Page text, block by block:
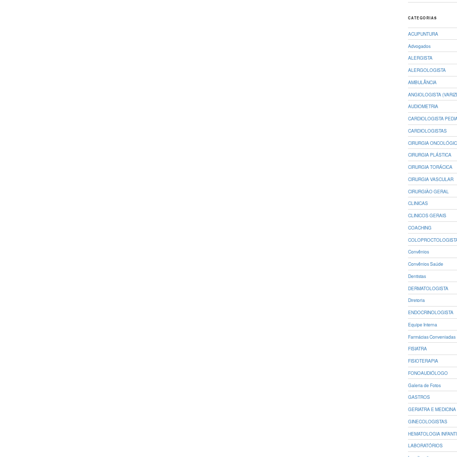
CATEGORIAS
ACUPUNTURA
Advogados
ALERGISTA
ALERGOLOGISTA
AMBULÂNCIA
ANGIOLOGISTA
AUDIOMETRIA
CARDIOLOGISTA
CARDIOLOGISTAS
CIRURGIA
CIRURGIA PLÁSTICA
CIRURGIA TORÁCICA
CIRURGIA VASCULAR
CIRURGIÃO GERAL
CLINICAS
CLINICOS GERAIS
COACHING
Convênios
Convênios Saúde
Dentistas
DERMATOLOGISTA
Diretoria
ENDOCRINOLOGISTA
Equipe Interna
Farmácias Conveniadas
FISIATRA
FISIOTERAPIA
FONOAUDIÓLOGO
Galeria de Fotos
GASTROS
GERIATRA E
GINECOLOGISTAS
HEMATOLOGIA
LABORATÓRIOS